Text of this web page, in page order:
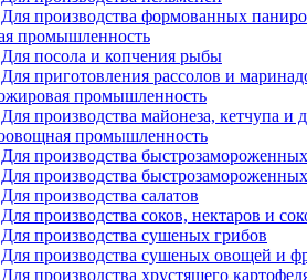
Для производства формованных
промышленность
Для посола и копчения рыбы
Для приготовления рассолов и
промышленность
Для производства майонеза, кетчупа и
промышленность
Для производства
Для производства
Для производства салатов
Для производства соков, нектаров и
Для производства сушеных грибов
Для производства сушеных овощей и
Для производства хрустящего